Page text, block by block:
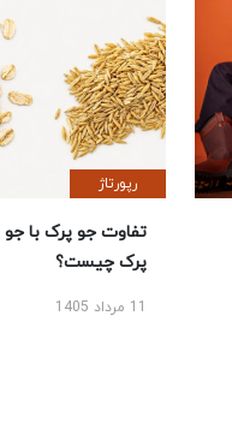
رپورتاژ
تفاوت جو پرک با
پرک چیست؟
11 مرداد 1405